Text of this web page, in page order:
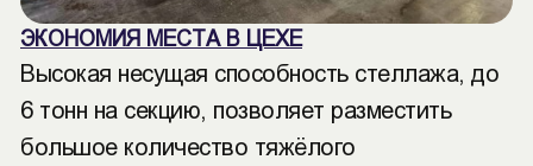
ЭКОНОМИЯ МЕСТА В ЦЕХЕ
Высокая несущая способность стеллажа, до
6 тонн на секцию, позволяет разместить
большое количество тяжёлого